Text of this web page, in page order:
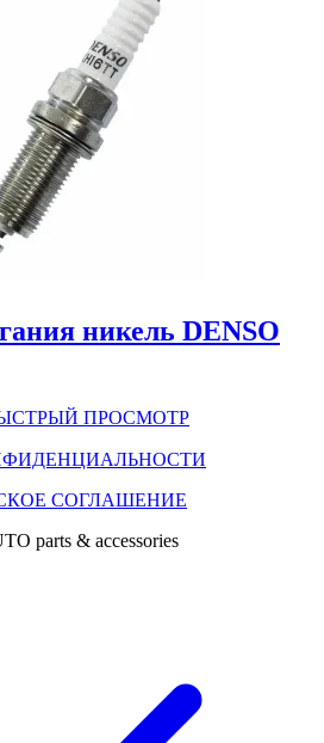
никель DENSO
ПРОСМОТР
СОГЛАШЕНИЕ
parts & accessories